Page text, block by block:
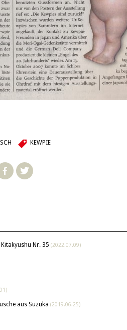
KEWPIE
Nr. 35 (2022.07.09)
aus Suzuka (2019.06.25)